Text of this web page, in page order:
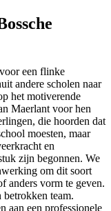
een flinke
andere scholen naar
het motiverende
Maerlant voor hen
die hoorden dat
moesten, maar
en
zijn begonnen. We
om dit soort
anders vorm te geven.
team.
aan een professionele